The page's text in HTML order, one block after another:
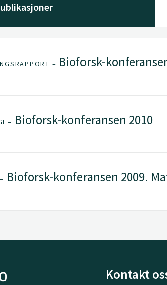
– Bioforsk-
– Bioforsk-konferansen 2010
Bioforsk-konferansen 2009.
Kontakt